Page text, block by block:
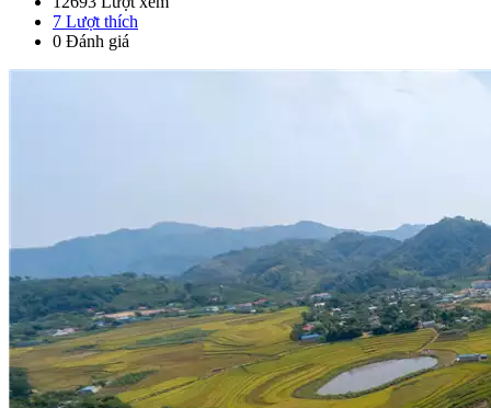
7 Lượt thích
0 Đánh giá